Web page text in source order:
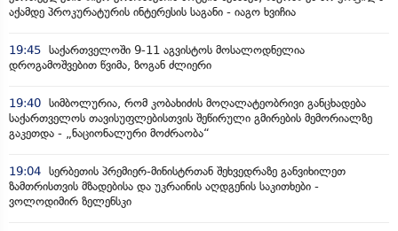
აქამდე პროკურატურის ინტერესის საგანი - იაგო ხვიჩია
19:45 საქართველოში 9-11 აგვისტოს მოსალოდნელია
დროგამოშვებით წვიმა, ზოგან ძლიერი
19:40 სიმბოლურია, რომ კობახიძის მოღალატეობრივი განცხადება
საქართველოს თავისუფლებისთვის შეწირული გმირების მემორიალზე
გაკეთდა - „ნაციონალური მოძრაობა“
19:04 სერბეთის პრემიერ-მინისტრთან შეხვედრაზე განვიხილეთ
ზამთრისთვის მზადებისა და უკრაინის აღდგენის საკითხები -
ვოლოდიმირ ზელენსკი